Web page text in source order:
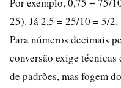
25). Já 2,5 = 25/10 = 5/2.
Para números decimais
conversão exige
de padrões, mas fogem